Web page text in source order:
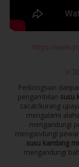
https://
Perkongsian
pengambilan susu
cacat/kurang
mengalami
mengandungi
mengandungi
susu kambing
mengandungi